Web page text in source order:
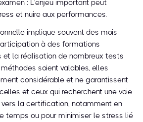
: L'enjeu important peut
et nuire aux performances.
implique souvent des mois
à des formations
et la réalisation de nombreux tests
soient valables, elles
considérable et ne garantissent
et ceux qui recherchent une voie
la certification, notamment en
temps ou pour minimiser le stress lié